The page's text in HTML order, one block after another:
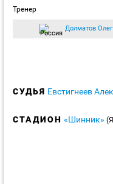
Тренер
Долматов Олег
СУДЬЯ Евстигнеев
СТАДИОН «Шинник»